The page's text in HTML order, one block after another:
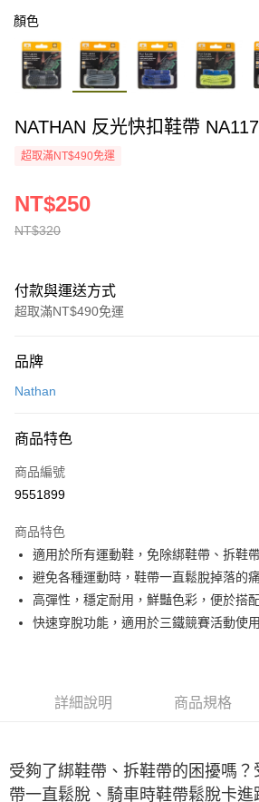
顏色
NATHAN 反光快扣鞋帶
超取滿NT$490免運
NT$320
NT$250
付款與運送方式
超取滿NT$490免運
信用卡一次付款
3 期 0 利率 每期
合作金庫商業銀行
上海商業儲蓄銀行
臺灣中小企業銀行
匯豐（台灣）商業銀行
華泰商
聯邦商業銀行
遠東國
元大商業銀行
永豐商
玉山商業銀行
星展（
超商取貨付款
LINE Pay
Apple Pay
ATM付款
運送方式
付款後全家取貨
7-11取貨付款
每筆NT$60，滿NT$490(含以上)免運費
品牌
Nathan
商品特色
商品編號
9551899
商品特色
適用於所有運動鞋，免除綁鞋帶、拆鞋
避免各種運動時，鞋帶一直鬆脫掉落的
高彈性，穩定耐用，鮮豔色彩，便於搭
快速穿脫功能，適用於三鐵競賽活動使用
詳細說明 商品規格
受夠了綁鞋帶、拆鞋帶的困擾嗎？
帶一直鬆脫、騎車時鞋帶鬆脫卡進